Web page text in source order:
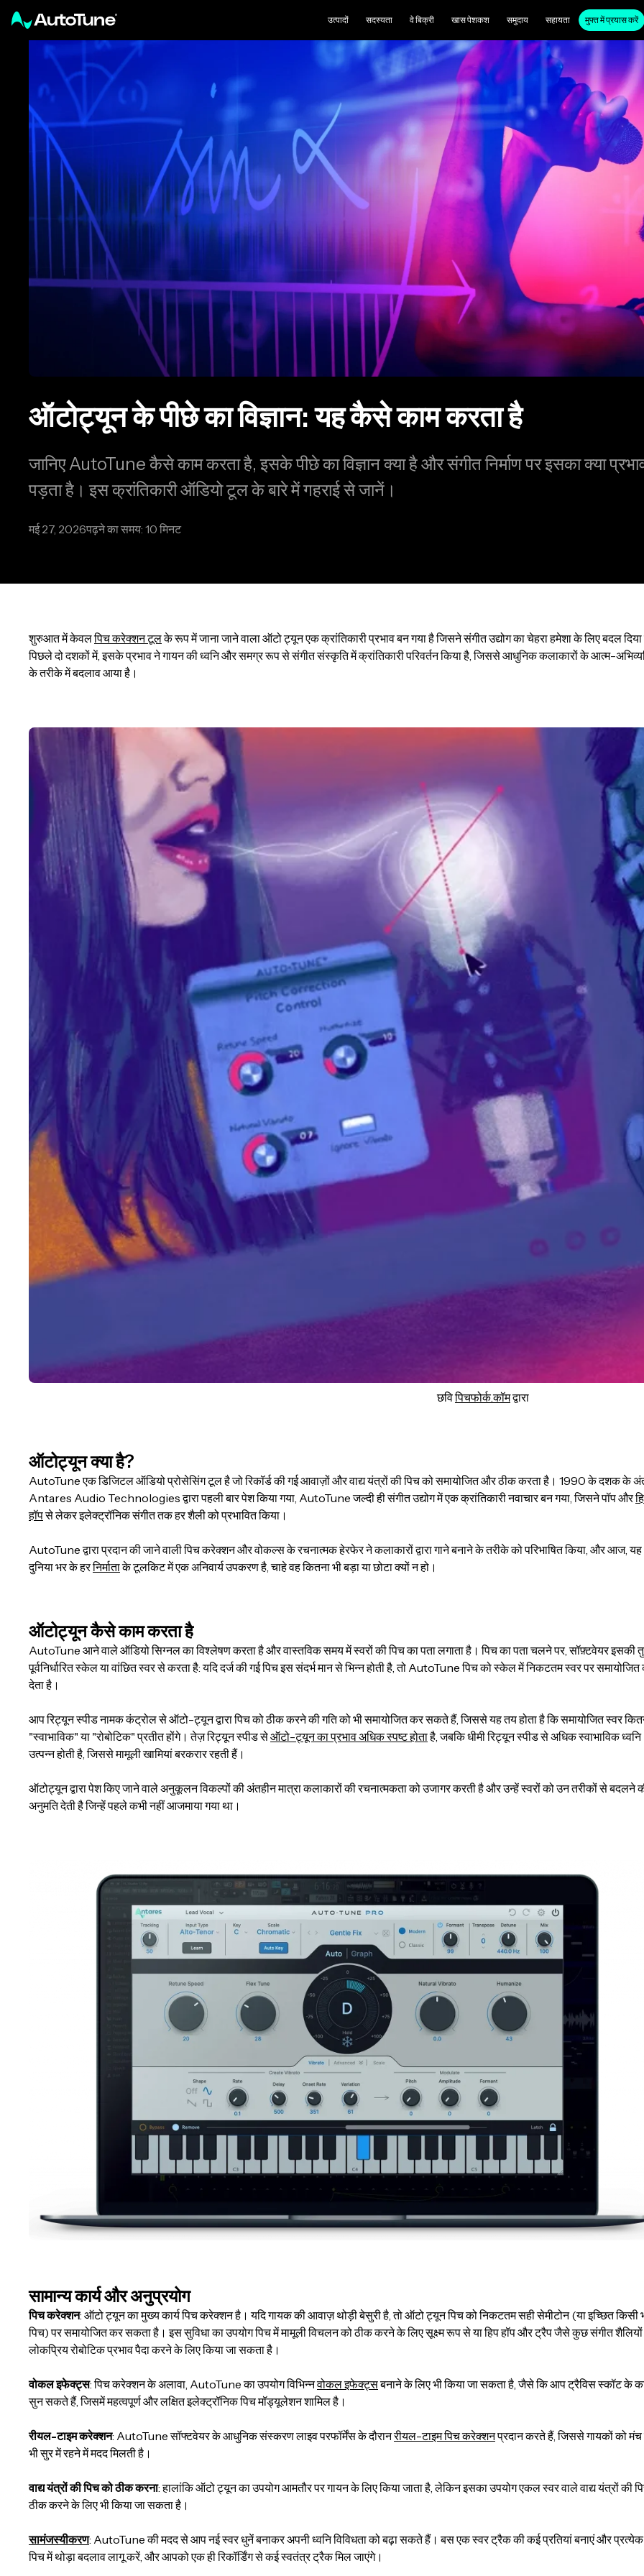
उत्पादों सदस्यता वे बिक्री खास पेशकश समुदाय सहायता मुफ्त में प्रयास करें
ऑटोट्यून के पीछे का विज्ञान: यह कैसे काम करता है
जानिए AutoTune कैसे काम करता है, इसके पीछे का विज्ञान क्या है और संगीत निर्माण पर इसका क्या
पड़ता है। इस क्रांतिकारी ऑडियो टूल के बारे में गहराई से जानें।
मई 27, 2026पढ़ने का समय: 10 मिनट
शुरुआत में केवलपिच करेक्शन टूलके रूप में जाना जाने वाला ऑटो ट्यून एक क्रांतिकारी प्रभाव बन गया है जिसने संगीत उद्योग का चेहरा हमेशा के लिए बदल
पिछले दो दशकों में, इसके प्रभाव ने गायन की ध्वनि और समग्र रूप से संगीत संस्कृति में क्रांतिकारी परिवर्तन किया है, जिससे आधुनिक कलाकारों के आत्म-
के तरीके में बदलाव आया है।
छविपिचफोर्क.कॉमद्वारा
ऑटोट्यून क्या है?
AutoTune एक डिजिटल ऑडियो प्रोसेसिंग टूल है जो रिकॉर्ड की गई आवाज़ों और वाद्य यंत्रों की पिच को समायोजित और ठीक करता है। 1990 के दशक के
Antares Audio Technologies द्वारा पहली बार पेश किया गया, AutoTune जल्दी ही संगीत उद्योग में एक क्रांतिकारी नवाचार बन गया, जिसने पॉप और
हॉपसे ​​लेकर इलेक्ट्रॉनिक संगीत तक हर शैली को प्रभावित किया।
AutoTune द्वारा प्रदान की जाने वाली पिच करेक्शन और वोकल्स के रचनात्मक हेरफेर ने कलाकारों द्वारा गाने बनाने के तरीके को परिभाषित किया, और आज, यह
दुनिया भर के हरनिर्माताके टूलकिट में एक अनिवार्य उपकरण है, चाहे वह कितना भी बड़ा या छोटा क्यों न हो।
ऑटोट्यून कैसे काम करता है
AutoTune आने वाले ऑडियो सिग्नल का विश्लेषण करता है और वास्तविक समय में स्वरों की पिच का पता लगाता है। पिच का पता चलने पर, सॉफ़्टवेयर इसकी
पूर्वनिर्धारित स्केल या वांछित स्वर से करता है: यदि दर्ज की गई पिच इस संदर्भ मान से भिन्न होती है, तो AutoTune पिच को स्केल में निकटतम स्वर पर
देता है।
आप रिट्यून स्पीड नामक कंट्रोल से ऑटो-ट्यून द्वारा पिच को ठीक करने की गति को भी समायोजित कर सकते हैं, जिससे यह तय होता है कि समायोजित स्वर
"स्वाभाविक" या "रोबोटिक" प्रतीत होंगे। तेज़ रिट्यून स्पीड सेऑटो-ट्यून का प्रभाव अधिक स्पष्ट होताहै, जबकि धीमी रिट्यून स्पीड से अधिक स्वाभाविक ध्वनि
उत्पन्न होती है, जिससे मामूली खामियां बरकरार रहती हैं।
ऑटोट्यून द्वारा पेश किए जाने वाले अनुकूलन विकल्पों की अंतहीन मात्रा कलाकारों की रचनात्मकता को उजागर करती है और उन्हें स्वरों को उन तरीकों से बदलने
अनुमति देती है जिन्हें पहले कभी नहीं आजमाया गया था।
सामान्य कार्य और अनुप्रयोग
पिच करेक्शन: ऑटो ट्यून का मुख्य कार्य पिच करेक्शन है। यदि गायक की आवाज़ थोड़ी बेसुरी है, तो ऑटो ट्यून पिच को निकटतम सही सेमीटोन (या इच्छित किसी
पिच) पर समायोजित कर सकता है। इस सुविधा का उपयोग पिच में मामूली विचलन को ठीक करने के लिए सूक्ष्म रूप से या हिप हॉप और ट्रैप जैसे कुछ संगीत
लोकप्रिय रोबोटिक प्रभाव पैदा करने के लिए किया जा सकता है।
वोकल इफेक्ट्स: पिच करेक्शन के अलावा, AutoTune का उपयोग विभिन्नवोकल इफेक्ट्सबनाने के लिए भी किया जा सकता है, जैसे कि आप ट्रैविस स्कॉट के
सुन सकते हैं, जिसमें महत्वपूर्ण और लक्षित इलेक्ट्रॉनिक पिच मॉड्यूलेशन शामिल है।
रीयल-टाइम करेक्शन: AutoTune सॉफ्टवेयर के आधुनिक संस्करण लाइव परफॉर्मेंस के दौरानरीयल-टाइम पिच करेक्शनप्रदान करते हैं, जिससे गायकों को मंच
भी सुर में रहने में मदद मिलती है।
वाद्य यंत्रों की पिच को ठीक करना: हालांकि ऑटो ट्यून का उपयोग आमतौर पर गायन के लिए किया जाता है, लेकिन इसका उपयोग एकल स्वर वाले वाद्य यंत्रों की
ठीक करने के लिए भी किया जा सकता है।
सामंजस्यीकरण: AutoTune की मदद से आप नई स्वर धुनें बनाकर अपनी ध्वनि विविधता को बढ़ा सकते हैं। बस एक स्वर ट्रैक की कई प्रतियां बनाएं और
पिच में थोड़ा बदलाव लागू करें, और आपको एक ही रिकॉर्डिंग से कई स्वतंत्र ट्रैक मिल जाएंगे।